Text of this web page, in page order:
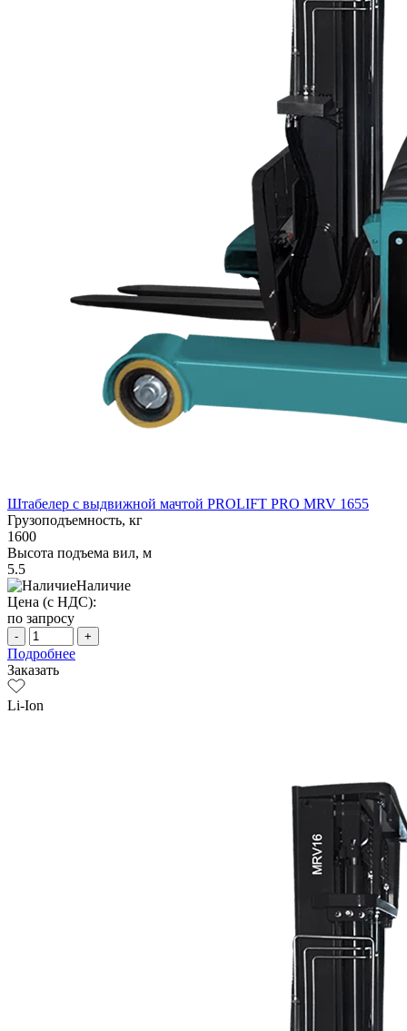
Штабелер с выдвижной мачтой PROLIFT PRO MRV 1655
Грузоподъемность, кг
1600
Высота подъема вил, м
5.5
Наличие
Цена (с НДС):
по запросу
- +
Подробнее
Заказать
Li-Ion